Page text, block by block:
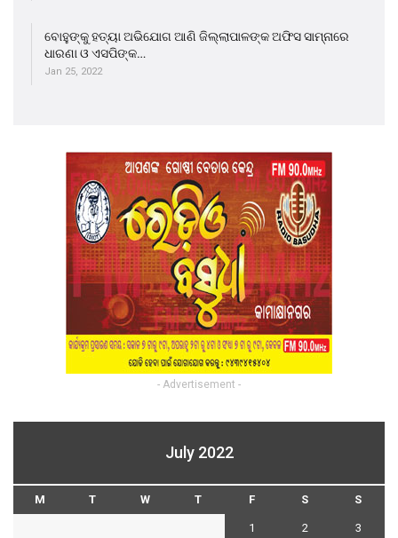
ବୋହୁଙ୍କୁ ହତ୍ୟା ଅଭିଯୋଗ ଆଣି ଜିଲ୍ଲାପାଳଙ୍କ ଅଫିସ ସାମ୍ନାରେ
ଧାରଣା ଓ ଏସପିଙ୍କ…
Jan 25, 2022
- Advertisement -
July 2022
M T W T F S S
1 2 3